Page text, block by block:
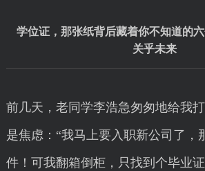
学位证，那张纸背后藏着你不知道的
关乎未来
前几天，老同学李浩急匆匆地给我
是焦虑：“我马上要入职新公司了，
件！可我翻箱倒柜，只找到个毕业